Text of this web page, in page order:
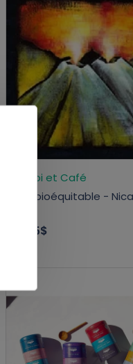
Toi, Moi et Café
Café bioéquitable -
128,75$